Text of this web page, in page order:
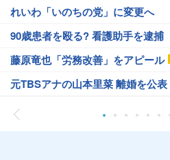
れいわ「いのちの党」に変更へ
90歳患者を殴る? 看護助手を逮捕
藤原竜也「労務改善」をアピール
元TBSアナの山本里菜 離婚を公表